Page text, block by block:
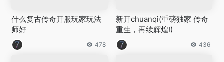
什么复古传奇开服玩家玩法
师好
478
新开chuanqi(重磅独家 传奇
重生，再续辉煌!)
436